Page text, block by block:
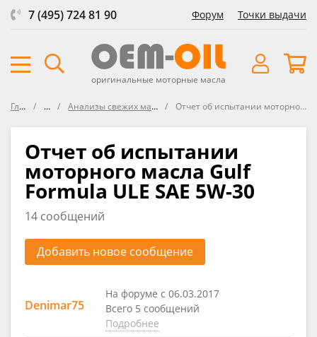
7 (495) 724 81 90 Форум Точки выдачи
оригинальные моторные масла
Главная ФорумАнализы свежих масел VOA (Virgin Oil Analysis) Отчет об испытании моторного масла Gulf Formula ULE SAE 5W-30
Отчет об испытании
моторного масла Gulf
Formula ULE SAE 5W-30
14 сообщений
Добавить новое сообщение
Denimar75
На форуме с 06.03.2017
Всего 5 сообщений
Подробнее